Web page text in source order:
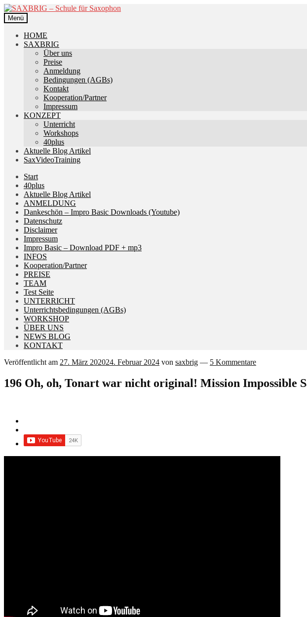
Zur
Navigation
springen
Zum
Inhalt
springen
Menü
HOME
SAXBRIG
Über uns
Preise
Anmeldung
Bedingungen (AGBs)
Kontakt
Kooperation/Partner
Impressum
KONZEPT
Unterricht
Workshops
40plus
Aktuelle Blog Artikel
SaxVideoTraining
Start
40plus
Aktuelle Blog Artikel
ANMELDUNG
Dankeschön – Impro Basic Downloads (Youtube)
Datenschutz
Disclaimer
Impressum
Impro Basic – Download PDF + mp3
INFOS
Kooperation/Partner
PREISE
TEAM
Test Seite
UNTERRICHT
Unterrichtsbedingungen (AGBs)
WORKSHOP
ÜBER UNS
NEWS BLOG
KONTAKT
Veröffentlicht am 27. März 202024. Februar 2024 von saxbrig — 5 Kommentare
196 Oh, oh, Tonart war nicht original! Mission Impossible